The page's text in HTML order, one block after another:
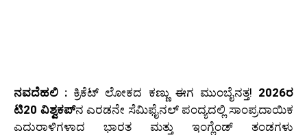
ನವದೆಹಲಿ : ಕ್ರಿಕೆಟ್ ಲೋಕದ ಕಣ್ಣು ಈಗ ಮುಂಬೈನತ್ತ! 2026ರ
ಟಿ20 ವಿಶ್ವಕಪ್‌ನ ಎರಡನೇ ಸೆಮಿಫೈನಲ್ ಪಂದ್ಯದಲ್ಲಿ ಸಾಂಪ್ರದಾಯಿಕ
ಎದುರಾಳಿಗಳಾದ ಭಾರತ ಮತ್ತು ಇಂಗ್ಲೆಂಡ್ ತಂಡಗಳು